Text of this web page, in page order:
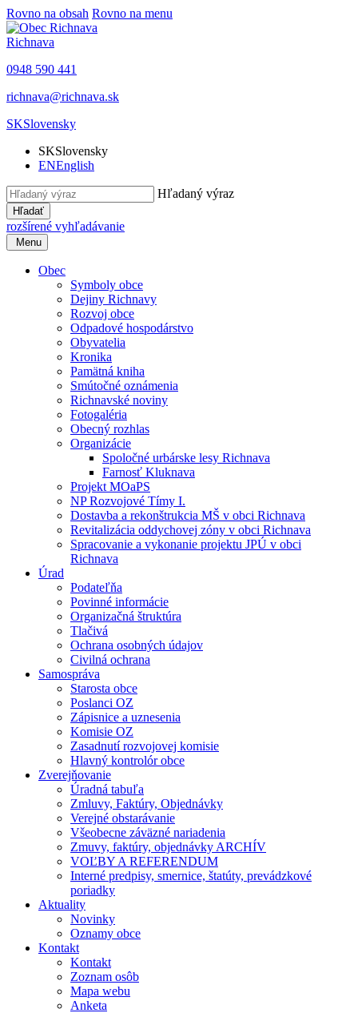
Rovno na obsah Rovno na menu
Richnava
0948 590 441
richnava@richnava.sk
SKSlovensky
SKSlovensky
ENEnglish
Hľadaný výraz
Hľadať
rozšírené vyhľadávanie
Menu
Obec
Symboly obce
Dejiny Richnavy
Rozvoj obce
Odpadové hospodárstvo
Obyvatelia
Kronika
Pamätná kniha
Smútočné oznámenia
Richnavské noviny
Fotogaléria
Obecný rozhlas
Organizácie
Spoločné urbárske lesy Richnava
Farnosť Kluknava
Projekt MOaPS
NP Rozvojové Tímy I.
Dostavba a rekonštrukcia MŠ v obci Richnava
Revitalizácia oddychovej zóny v obci Richnava
Spracovanie a vykonanie projektu JPÚ v obci
Richnava
Úrad
Podateľňa
Povinné informácie
Organizačná štruktúra
Tlačivá
Ochrana osobných údajov
Civilná ochrana
Samospráva
Starosta obce
Poslanci OZ
Zápisnice a uznesenia
Komisie OZ
Zasadnutí rozvojovej komisie
Hlavný kontrolór obce
Zverejňovanie
Úradná tabuľa
Zmluvy, Faktúry, Objednávky
Verejné obstarávanie
Všeobecne záväzné nariadenia
Zmuvy, faktúry, objednávky ARCHÍV
VOĽBY A REFERENDUM
Interné predpisy, smernice, štatúty, prevádzkové
poriadky
Aktuality
Novinky
Oznamy obce
Kontakt
Kontakt
Zoznam osôb
Mapa webu
Anketa